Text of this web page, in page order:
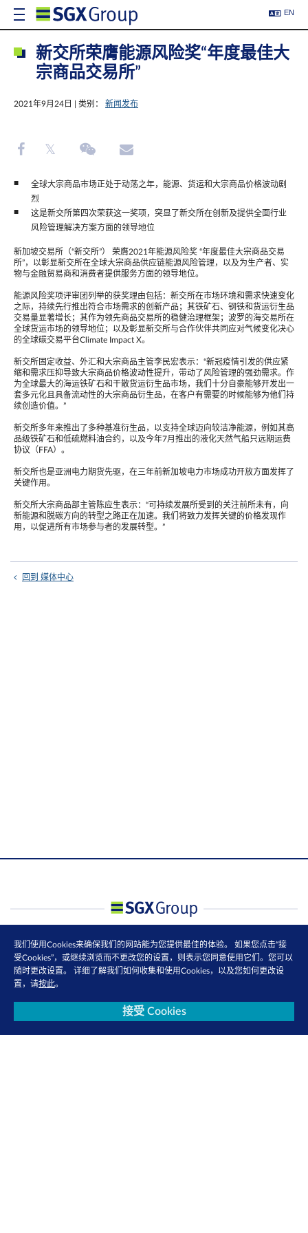
EN
新交所荣膺能源风险奖“年度最佳大
宗商品交易所”
2021年9月24日 | 类别： 新闻发布
全球大宗商品市场正处于动荡之年，能源、货运和大宗商品价格波动剧
烈
这是新交所第四次荣获这一奖项，突显了新交所在创新及提供全面行业
风险管理解决方案方面的领导地位
新加坡交易所（“新交所”） 荣膺2021年能源风险奖 “年度最佳大宗商品交易
所”，以彰显新交所在全球大宗商品供应链能源风险管理，以及为生产者、实
物与金融贸易商和消费者提供服务方面的领导地位。
能源风险奖项评审团列举的获奖理由包括：新交所在市场环境和需求快速变化
之际，持续先行推出符合市场需求的创新产品；其铁矿石、钢铁和货运衍生品
交易量显著增长；其作为领先商品交易所的稳健治理框架；波罗的海交易所在
全球货运市场的领导地位；以及彰显新交所与合作伙伴共同应对气候变化决心
的全球碳交易平台Climate Impact X。
新交所固定收益、外汇和大宗商品主管李民宏表示：“新冠疫情引发的供应紧
缩和需求压抑导致大宗商品价格波动性提升，带动了风险管理的强劲需求。作
为全球最大的海运铁矿石和干散货运衍生品市场，我们十分自豪能够开发出一
套多元化且具备流动性的大宗商品衍生品，在客户有需要的时候能够为他们持
续创造价值。”
新交所多年来推出了多种基准衍生品，以支持全球迈向较洁净能源，例如其高
品级铁矿石和低硫燃料油合约，以及今年7月推出的液化天然气船只远期运费
协议（FFA）。
新交所也是亚洲电力期货先驱，在三年前新加坡电力市场成功开放方面发挥了
关键作用。
新交所大宗商品部主管陈应生表示：“可持续发展所受到的关注前所未有，向
新能源和脱碳方向的转型之路正在加速。我们将致力发挥关键的价格发现作
用，以促进所有市场参与者的发展转型。”
回到 媒体中心
我们使用Cookies来确保我们的网站能为您提供最佳的体验。 如果您点击“接
受Cookies”，或继续浏览而不更改您的设置，则表示您同意使用它们。您可以
随时更改设置。 详细了解我们如何收集和使用Cookies，以及您如何更改设
置，请按此。
接受 Cookies